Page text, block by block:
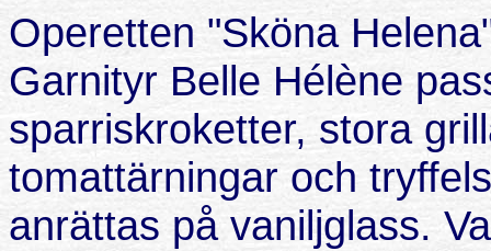
Operetten "Sköna
Garnityr Belle Hélène
sparriskroketter, stora
tomattärningar och
anrättas på vaniljglass.